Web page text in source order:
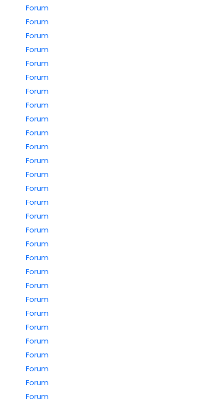
Forum
Forum
Forum
Forum
Forum
Forum
Forum
Forum
Forum
Forum
Forum
Forum
Forum
Forum
Forum
Forum
Forum
Forum
Forum
Forum
Forum
Forum
Forum
Forum
Forum
Forum
Forum
Forum
Forum